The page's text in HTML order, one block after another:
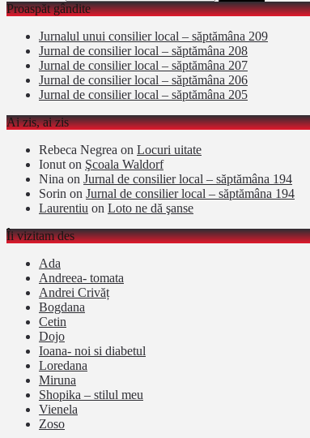
Proaspăt gândite
Jurnalul unui consilier local – săptămâna 209
Jurnal de consilier local – săptămâna 208
Jurnal de consilier local – săptămâna 207
Jurnal de consilier local – săptămâna 206
Jurnal de consilier local – săptămâna 205
Ai zis, ai zis
Rebeca Negrea on Locuri uitate
Ionut on Şcoala Waldorf
Nina on Jurnal de consilier local – săptămâna 194
Sorin on Jurnal de consilier local – săptămâna 194
Laurentiu on Loto ne dă şanse
Îi vizitam des
Ada
Andreea- tomata
Andrei Crivăț
Bogdana
Cetin
Dojo
Ioana- noi si diabetul
Loredana
Miruna
Shopika – stilul meu
Vienela
Zoso